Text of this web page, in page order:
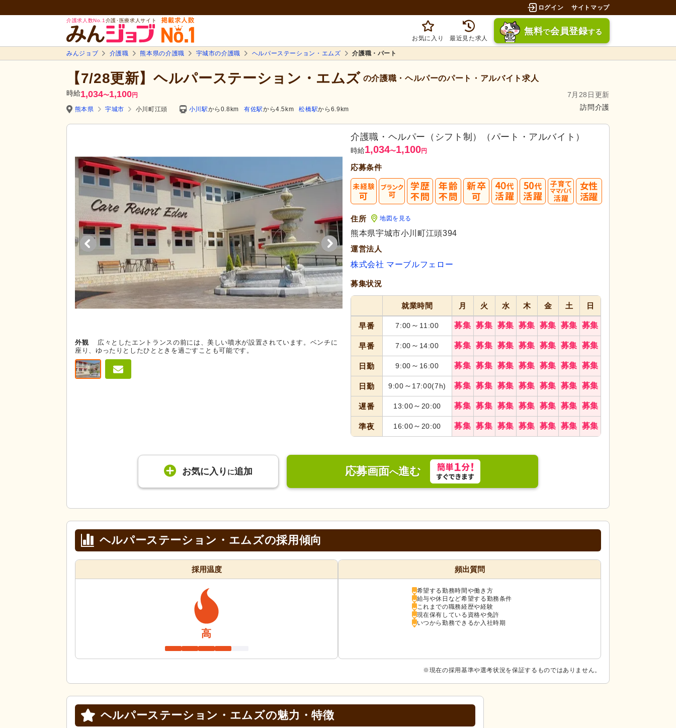
ログイン サイトマップ
介護求人数No.1 介護･医療求人サイト
お気に入り 最近見た求人
無料で会員登録する
みんジョブ 介護職 熊本県の介護職 宇城市の介護職 ヘルパーステーション・エムズ 介護職・パート
【7/28更新】ヘルパーステーション・エムズ の介護職・ヘルパーのパート・アルバイト求人
時給1,034〜1,100円
7月28日更新
訪問介護
熊本県 宇城市 小川町江頭 小川駅から0.8km 有佐駅から4.5km 松橋駅から6.9km
外観
広々としたエントランスの前には、美しい噴水が設置されています。ベンチに
座り、ゆったりとしたひとときを過ごすことも可能です。
まずは応募してみましょう！
応募画面
介護職・ヘルパー（シフト制）（パート・アルバイト）
時給1,034〜1,100円
応募条件
住所 地図を見る
熊本県宇城市小川町江頭394
運営法人
株式会社 マーブルフェロー
募集状況
就業時間 月 火 水 木 金 土 日
早番 7:00 ～ 11:00 募集 募集 募集 募集 募集 募集 募集
早番 7:00 ～ 14:00 募集 募集 募集 募集 募集 募集 募集
日勤 9:00 ～ 16:00 募集 募集 募集 募集 募集 募集 募集
日勤 9:00 ～ 17:00(7h) 募集 募集 募集 募集 募集 募集 募集
遅番 13:00～ 20:00 募集 募集 募集 募集 募集 募集 募集
準夜 16:00～ 20:00 募集 募集 募集 募集 募集 募集 募集
お気に入り に追加 応募画面へ進む
ヘルパーステーション・エムズの採用傾向
採用温度
高
頻出質問
希望する勤務時間や働き方
給与や休日など希望する勤務条件
これまでの職務経歴や経験
現在保有している資格や免許
いつから勤務できるか入社時期
※現在の採用基準や選考状況を保証するものではありません。
ヘルパーステーション・エムズの魅力・特徴